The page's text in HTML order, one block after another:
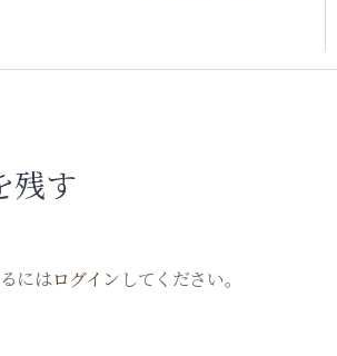
残す
にはログイン してください。